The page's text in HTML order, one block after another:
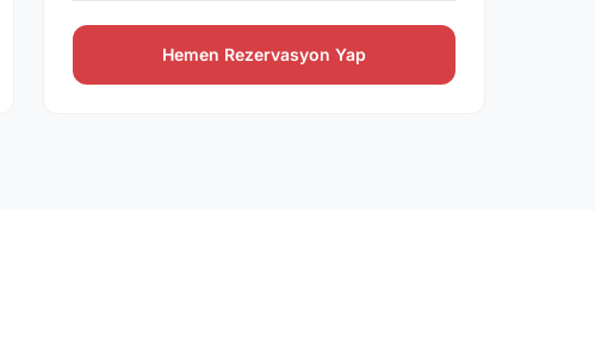
Hemen Rezervasyon Yap